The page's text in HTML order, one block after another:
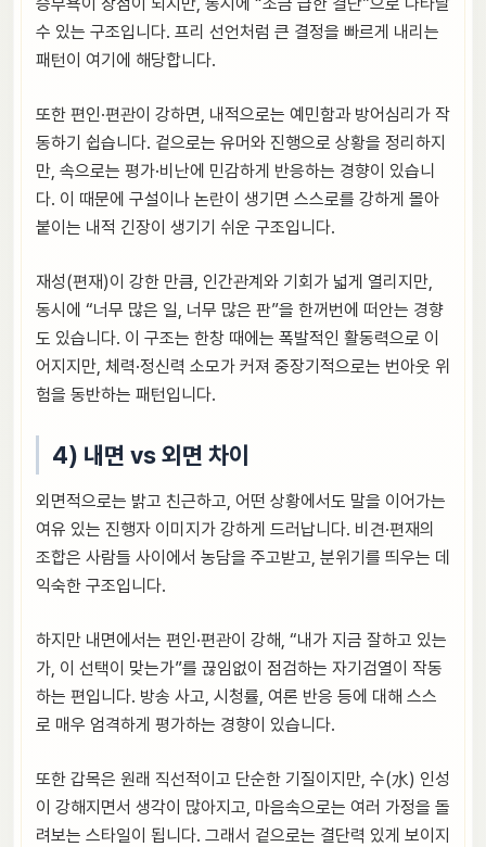
수 있는 구조입니다. 프리 선언처럼 큰 결정을 빠르게 내리는
패턴이 여기에 해당합니다.
또한 편인·편관이 강하면, 내적으로는 예민함과 방어심리가 작
동하기 쉽습니다. 겉으로는 유머와 진행으로 상황을 정리하지
만, 속으로는 평가·비난에 민감하게 반응하는 경향이 있습니
다. 이 때문에 구설이나 논란이 생기면 스스로를 강하게 몰아
붙이는 내적 긴장이 생기기 쉬운 구조입니다.
재성(편재)이 강한 만큼, 인간관계와 기회가 넓게 열리지만,
동시에 “너무 많은 일, 너무 많은 판”을 한꺼번에 떠안는 경향
도 있습니다. 이 구조는 한창 때에는 폭발적인 활동력으로 이
어지지만, 체력·정신력 소모가 커져 중장기적으로는 번아웃 위
험을 동반하는 패턴입니다.
4) 내면 vs 외면 차이
외면적으로는 밝고 친근하고, 어떤 상황에서도 말을 이어가는
여유 있는 진행자 이미지가 강하게 드러납니다. 비견·편재의
조합은 사람들 사이에서 농담을 주고받고, 분위기를 띄우는 데
익숙한 구조입니다.
하지만 내면에서는 편인·편관이 강해, “내가 지금 잘하고 있는
가, 이 선택이 맞는가”를 끊임없이 점검하는 자기검열이 작동
하는 편입니다. 방송 사고, 시청률, 여론 반응 등에 대해 스스
로 매우 엄격하게 평가하는 경향이 있습니다.
또한 갑목은 원래 직선적이고 단순한 기질이지만, 수(水) 인성
이 강해지면서 생각이 많아지고, 마음속으로는 여러 가정을 돌
려보는 스타일이 됩니다. 그래서 겉으로는 결단력 있게 보이지